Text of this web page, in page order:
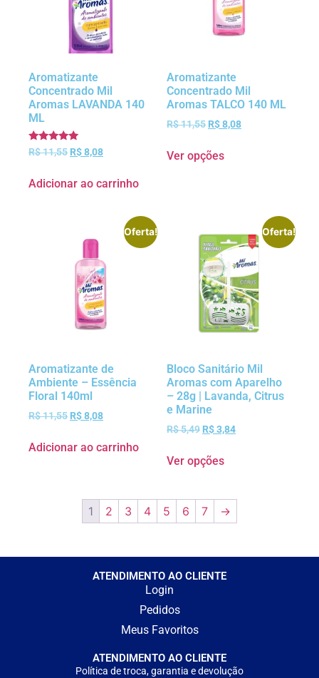
Aromatizante
Concentrado Mil
Aromas LAVANDA 140
ML
Avaliação
5.00
R$11,55 R$8,08
Adicionar ao carrinho
Aromatizante
Concentrado Mil
Aromas TALCO 140 ML
R$11,55 R$8,08
Ver opções
Oferta!
Aromatizante de
Ambiente – Essência
Floral 140ml
R$11,55 R$8,08
Adicionar ao carrinho
Oferta!
Bloco Sanitário Mil
Aromas com Aparelho
– 28g | Lavanda, Citrus
e Marine
R$5,49 R$3,84
Ver opções
1 2 3 4 5 6 7 →
ATENDIMENTO AO CLIENTE
Login
Pedidos
Meus Favoritos
ATENDIMENTO AO CLIENTE
Política de troca, garantia e devolução